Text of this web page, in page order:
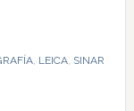
, LEICA, SINAR